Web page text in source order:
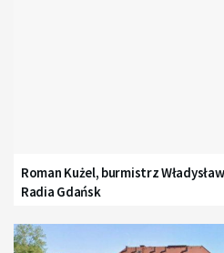
Roman Kużel, burmistrz
Radia Gdańsk